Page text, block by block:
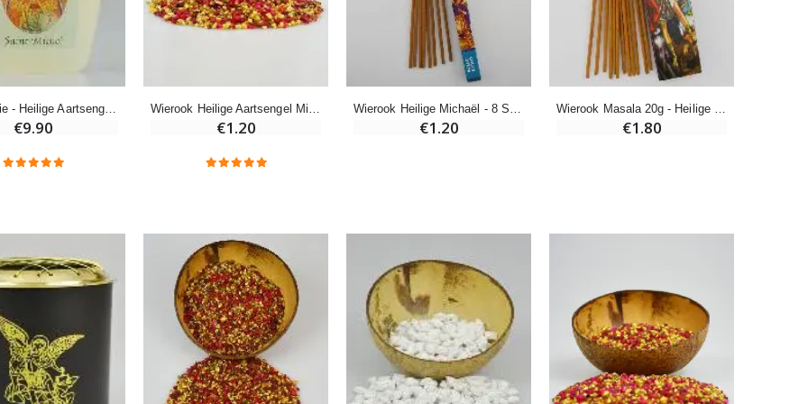
-20%
€12.00
-10%
Noveenkaars Heilige Michael Tegen het Kwaad
-25%
€130.00
Hanger Maria Wonderdadige Medaille Roze - 19 mm
€15.00
€5.50 €4.95
-25%
Heilige Olie - Heilige Aartsengel Michaël
€9.90 €1.20 €1.20 €1.80